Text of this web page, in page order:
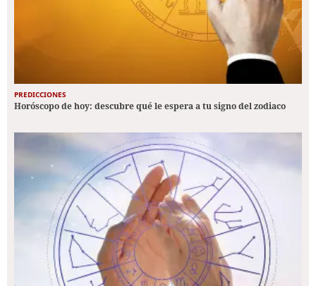
PREDICCIONES
Horóscopo de hoy: descubre qué le espera a tu signo del zodiaco